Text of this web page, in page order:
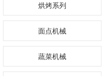
烘烤系列
面点机械
蔬菜机械